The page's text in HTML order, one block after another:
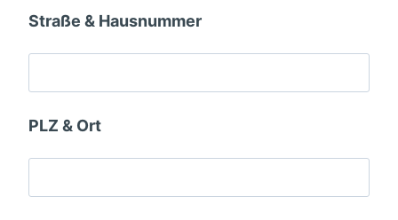
Straße & Hausnummer
PLZ & Ort